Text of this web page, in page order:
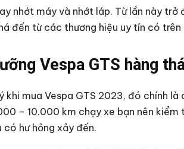
nhớt máy và nhớt láp. Từ lần này
đến từ các thương hiệu uy tín có trên
Vespa GTS hàng
khi mua Vespa GTS 2023, đó chính
– 10.000 km chạy xe bạn nên kiểm
có hư hỏng xảy đến.